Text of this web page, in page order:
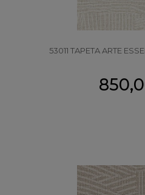
53011 TAPETA ARTE